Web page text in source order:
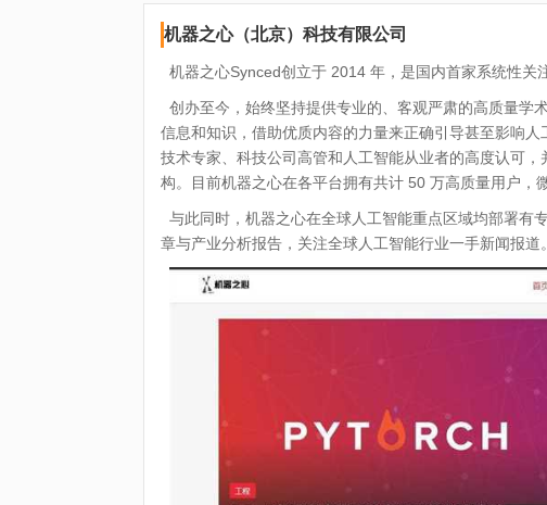
机器之心（北京）科技有限公司
机器之心Synced创立于 2014 年，是国内首家系统性关
创办至今，始终坚持提供专业的、客观严肃的高质量学
信息和知识，借助优质内容的力量来正确引导甚至影响
技术专家、科技公司高管和人工智能从业者的高度认可
构。目前机器之心在各平台拥有共计 50 万高质量用户，
与此同时，机器之心在全球人工智能重点区域均部署有
章与产业分析报告，关注全球人工智能行业一手新闻报道。